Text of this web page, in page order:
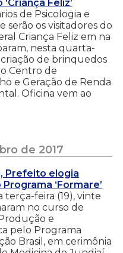
Feliz’
de Psicologia e
serão os visitadores do
Criança Feliz em na
nesta quarta-
de brinquedos
Centro de
e Geração de Renda
Oficina vem ao
de 2017
Prefeito elogia
‘Formare’
terça-feira (19), vinte
no curso de
e
pelo Programa
Brasil, em cerimônia